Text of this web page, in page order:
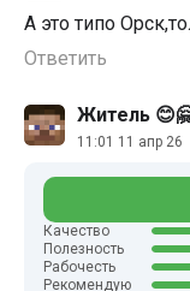
А это типо
Ответить
Житель
11:01 11 апр 26
Качество
Полезность
Рабочесть
Рекомендую